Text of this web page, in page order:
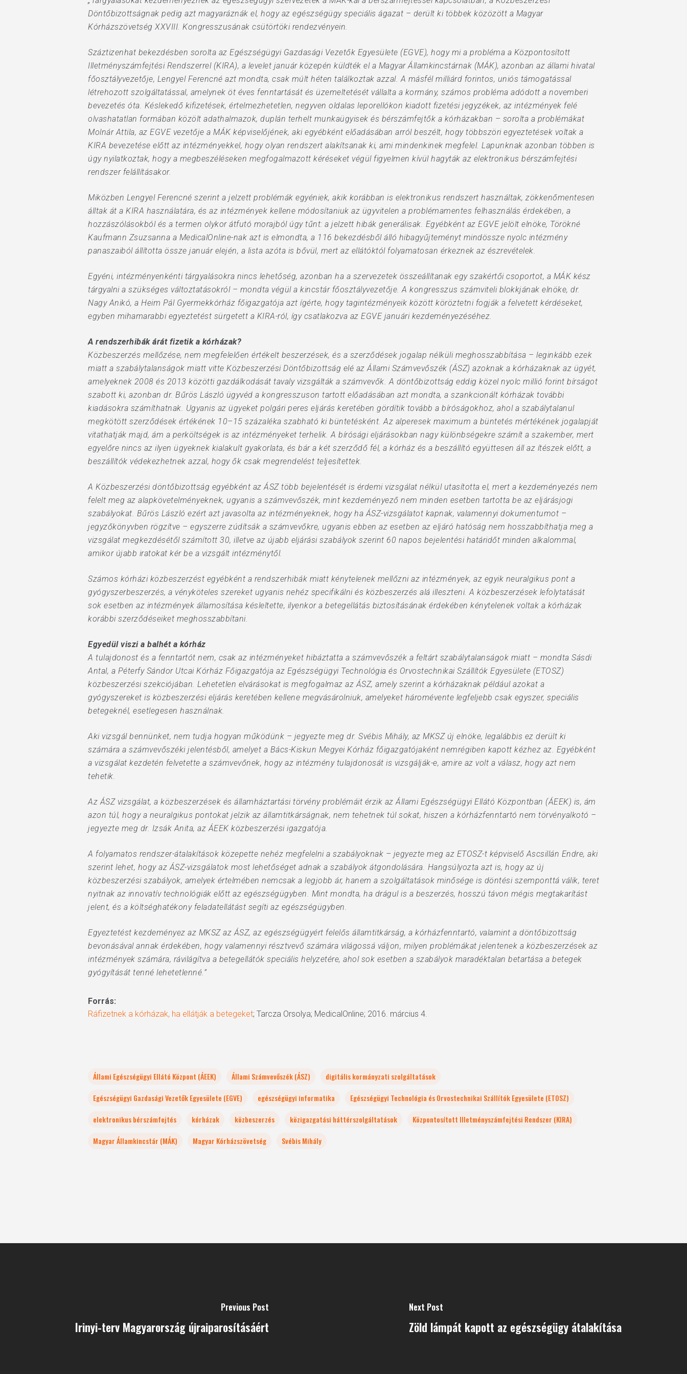
Hit enter to search or ESC to close
Döntőbizottságnak pedig azt magyaráznák el, hogy az egészségügy speciális ágazat – derült ki többek közözött a Magyar
Kórházszövetség XXVIII. Kongresszusának csütörtöki rendezvényein.
Száztizenhat bekezdésben sorolta az Egészségügyi Gazdasági Vezetők Egyesülete (EGVE), hogy mi a probléma a Központosított
Illetményszámfejtési Rendszerrel (KIRA), a levelet január közepén küldték el a Magyar Államkincstárnak (MÁK), azonban az állami hivatal
főosztályvezetője, Lengyel Ferencné azt mondta, csak múlt héten találkoztak azzal. A másfél milliárd forintos, uniós támogatással
létrehozott szolgáltatással, amelynek öt éves fenntartását és üzemeltetését vállalta a kormány, számos probléma adódott a novemberi
bevezetés óta. Késlekedő kifizetések, értelmezhetetlen, negyven oldalas leporellókon kiadott fizetési jegyzékek, az intézmények felé
olvashatatlan formában közölt adathalmazok, duplán terhelt munkaügyisek és bérszámfejtők a kórházakban – sorolta a problémákat
Molnár Attila, az EGVE vezetője a MÁK képviselőjének, aki egyébként előadásában arról beszélt, hogy többszöri egyeztetések voltak a
KIRA bevezetése előtt az intézményekkel, hogy olyan rendszert alakítsanak ki, ami mindenkinek megfelel. Lapunknak azonban többen is
úgy nyilatkoztak, hogy a megbeszéléseken megfogalmazott kéréseket végül figyelmen kívül hagyták az elektronikus bérszámfejtési
rendszer felállításakor.
Miközben Lengyel Ferencné szerint a jelzett problémák egyéniek, akik korábban is elektronikus rendszert használtak, zökkenőmentesen
álltak át a KIRA használatára, és az intézmények kellene módosítaniuk az ügyvitelen a problémamentes felhasználás érdekében, a
hozzászólásokból és a termen olykor átfutó morajból úgy tűnt: a jelzett hibák generálisak. Egyébként az EGVE jelölt elnöke, Törökné
Kaufmann Zsuzsanna a MedicalOnline-nak azt is elmondta, a 116 bekezdésből álló hibagyűjteményt mindössze nyolc intézmény
panaszaiból állította össze január elején, a lista azóta is bővül, mert az ellátóktól folyamatosan érkeznek az észrevételek.
Egyéni, intézményenkénti tárgyalásokra nincs lehetőség, azonban ha a szervezetek összeállítanak egy szakértői csoportot, a MÁK kész
tárgyalni a szükséges változtatásokról – mondta végül a kincstár főosztályvezetője. A kongresszus számviteli blokkjának elnöke, dr.
Nagy Anikó, a Heim Pál Gyermekkórház főigazgatója azt ígérte, hogy tagintézményeik között köröztetni fogják a felvetett kérdéseket,
egyben mihamarabbi egyeztetést sürgetett a KIRA-ról, így csatlakozva az EGVE januári kezdeményezéséhez.
A rendszerhibák árát fizetik a kórházak?
Közbeszerzés mellőzése, nem megfelelően értékelt beszerzések, és a szerződések jogalap nélküli meghosszabbítása – leginkább ezek
miatt a szabálytalanságok miatt vitte Közbeszerzési Döntőbizottság elé az Állami Számvevőszék (ÁSZ) azoknak a kórházaknak az ügyét,
amelyeknek 2008 és 2013 közötti gazdálkodását tavaly vizsgálták a számvevők. A döntőbizottság eddig közel nyolc millió forint bírságot
szabott ki, azonban dr. Bűrös László ügyvéd a kongresszuson tartott előadásában azt mondta, a szankcionált kórházak további
kiadásokra számíthatnak. Ugyanis az ügyeket polgári peres eljárás keretében gördítik tovább a bíróságokhoz, ahol a szabálytalanul
megkötött szerződések értékének 10–15 százaléka szabható ki büntetésként. Az alperesek maximum a büntetés mértékének jogalapját
vitathatják majd, ám a perköltségek is az intézményeket terhelik. A bírósági eljárásokban nagy különbségekre számít a szakember, mert
egyelőre nincs az ilyen ügyeknek kialakult gyakorlata, és bár a két szerződő fél, a kórház és a beszállító együttesen áll az ítészek előtt, a
beszállítók védekezhetnek azzal, hogy ők csak megrendelést teljesítettek.
A Közbeszerzési döntőbizottság egyébként az ÁSZ több bejelentését is érdemi vizsgálat nélkül utasította el, mert a kezdeményezés nem
felelt meg az alapkövetelményeknek, ugyanis a számvevőszék, mint kezdeményező nem minden esetben tartotta be az eljárásjogi
szabályokat. Bűrös László ezért azt javasolta az intézményeknek, hogy ha ÁSZ-vizsgálatot kapnak, valamennyi dokumentumot –
jegyzőkönyvben rögzítve – egyszerre zúdítsák a számvevőkre, ugyanis ebben az esetben az eljáró hatóság nem hosszabbíthatja meg a
vizsgálat megkezdésétől számított 30, illetve az újabb eljárási szabályok szerint 60 napos bejelentési határidőt minden alkalommal,
amikor újabb iratokat kér be a vizsgált intézménytől.
Számos kórházi közbeszerzést egyébként a rendszerhibák miatt kénytelenek mellőzni az intézmények, az egyik neuralgikus pont a
gyógyszerbeszerzés, a vényköteles szereket ugyanis nehéz specifikálni és közbeszerzés alá illeszteni. A közbeszerzések lefolytatását
sok esetben az intézmények államosítása késleltette, ilyenkor a betegellátás biztosításának érdekében kénytelenek voltak a kórházak
korábbi szerződéseiket meghosszabbítani.
Egyedül viszi a balhét a kórház
A tulajdonost és a fenntartót nem, csak az intézményeket hibáztatta a számvevőszék a feltárt szabálytalanságok miatt – mondta Sásdi
Antal, a Péterfy Sándor Utcai Kórház Főigazgatója az Egészségügyi Technológia és Orvostechnikai Szállítók Egyesülete (ETOSZ)
közbeszerzési szekciójában. Lehetetlen elvárásokat is megfogalmaz az ÁSZ, amely szerint a kórházaknak például azokat a
gyógyszereket is közbeszerzési eljárás keretében kellene megvásárolniuk, amelyeket háromévente legfeljebb csak egyszer, speciális
betegeknél, esetlegesen használnak.
Aki vizsgál bennünket, nem tudja hogyan működünk – jegyezte meg dr. Svébis Mihály, az MKSZ új elnöke, legalábbis ez derült ki
számára a számvevőszéki jelentésből, amelyet a Bács-Kiskun Megyei Kórház főigazgatójaként nemrégiben kapott kézhez az. Egyébként
a vizsgálat kezdetén felvetette a számvevőnek, hogy az intézmény tulajdonosát is vizsgálják-e, amire az volt a válasz, hogy azt nem
tehetik.
Az ÁSZ vizsgálat, a közbeszerzések és államháztartási törvény problémáit érzik az Állami Egészségügyi Ellátó Központban (ÁEEK) is, ám
azon túl, hogy a neuralgikus pontokat jelzik az államtitkárságnak, nem tehetnek túl sokat, hiszen a kórházfenntartó nem törvényalkotó –
jegyezte meg dr. Izsák Anita, az ÁEEK közbeszerzési igazgatója.
A folyamatos rendszer-átalakítások közepette nehéz megfelelni a szabályoknak – jegyezte meg az ETOSZ-t képviselő Ascsillán Endre, aki
szerint lehet, hogy az ÁSZ-vizsgálatok most lehetőséget adnak a szabályok átgondolására. Hangsúlyozta azt is, hogy az új
közbeszerzési szabályok, amelyek értelmében nemcsak a legjobb ár, hanem a szolgáltatások minősége is döntési szemponttá válik, teret
nyitnak az innovatív technológiák előtt az egészségügyben. Mint mondta, ha drágul is a beszerzés, hosszú távon mégis megtakarítást
jelent, és a költséghatékony feladatellátást segíti az egészségügyben.
Egyeztetést kezdeményez az MKSZ az ÁSZ, az egészségügyért felelős államtitkárság, a kórházfenntartó, valamint a döntőbizottság
bevonásával annak érdekében, hogy valamennyi résztvevő számára világossá váljon, milyen problémákat jelentenek a közbeszerzések az
intézmények számára, rávilágítva a betegellátók speciális helyzetére, ahol sok esetben a szabályok maradéktalan betartása a betegek
gyógyítását tenné lehetetlenné.”
Forrás:
Ráfizetnek a kórházak, ha ellátják a betegeket; Tarcza Orsolya; MedicalOnline; 2016. március 4.
Állami Egészségügyi Ellátó Központ (ÁEEK) Állami Számvevőszék (ÁSZ)
digitális kormányzati szolgáltatások
Egészségügyi Gazdasági Vezetők Egyesülete (EGVE)
egészségügyi informatika
Egészségügyi Technológia és Orvostechnikai Szállítók Egyesülete (ETOSZ)
elektronikus bérszámfejtés
kórházak közbeszerzés közigazgatási háttérszolgáltatások
Központosított Illetményszámfejtési Rendszer (KIRA)
Magyar Államkincstár (MÁK)
Magyar Kórházszövetség Svébis Mihály
Previous Post
Irinyi-terv Magyarország újraiparosításáért
Next Post
Zöld lámpát kapott az egészségügy átalakítása